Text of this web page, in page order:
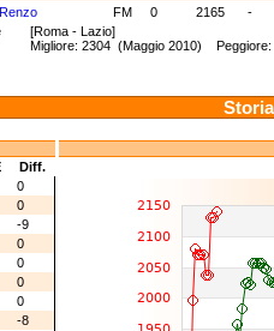
FM 0 2165
-
[Roma - Lazio]
Migliore: 2304 (Maggio 2010)
Diff.
0
0
-9
0
0
0
0
-8